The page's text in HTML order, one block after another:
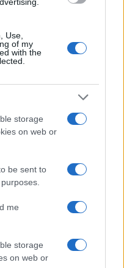
Use,
of my
with the
storage
on web or
be sent to
me
storage
on web or
dróntámadások